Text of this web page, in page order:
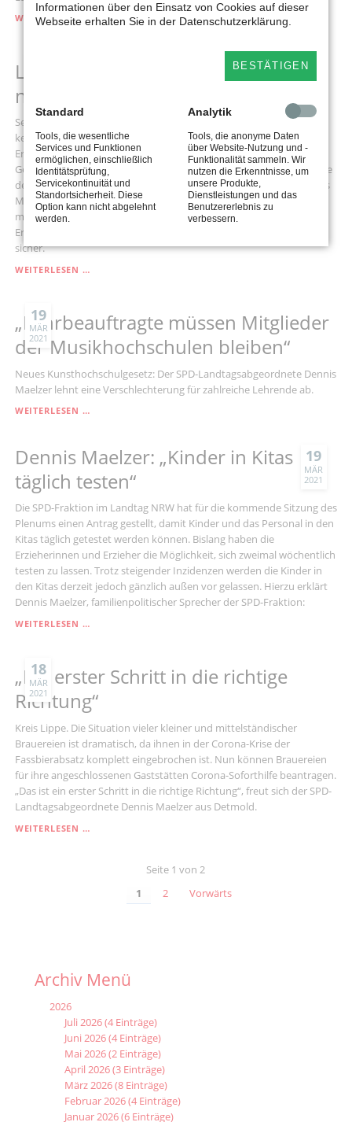
WEITERLESEN …SPD
Land kennt Zahl der Corona-Tests
nicht
Seit Herbst vergangenen Jahren hat das Land Nordrhein-Westfalen
keinen Überblick mehr, in welchem Umfang Erzieherinnen und
Erzieher von der Möglichkeit für eine präventive Corona-Testung
Gebrauch machen. Das geht aus der Antwort auf eine Kleine Anfrage
des familienpolitischen Sprechers der SPD-Landtagsfraktion, Dennis
Maelzer, hervor. Bis dahin wurden lediglich 17,5 Prozent der
möglichen Tests in Anspruch genommen. Das liegt nicht an den
Erzieherinnen und Erziehern, ist sich der SPD-Politiker aus Detmold
sicher.
WEITERLESEN …
CORONA-
TESTS
NICHT
19
MÄR
2021
„Lehrbeauftragte müssen Mitglieder
der Musikhochschulen bleiben“
Neues Kunsthochschulgesetz: Der SPD-Landtagsabgeordnete Dennis
Maelzer lehnt eine Verschlechterung für zahlreiche Lehrende ab.
WEITERLESEN …„LEHRBEAUFTRAGTE
DER
MUSIKHOCHSCHULEN
BLEIBEN“
19
MÄR
2021
Dennis Maelzer: „Kinder in Kitas
täglich testen“
Die SPD-Fraktion im Landtag NRW hat für die kommende Sitzung des
Plenums einen Antrag gestellt, damit Kinder und das Personal in den
Kitas täglich getestet werden können. Bislang haben die
Erzieherinnen und Erzieher die Möglichkeit, sich zweimal wöchentlich
testen zu lassen. Trotz steigender Inzidenzen werden die Kinder in
den Kitas derzeit jedoch gänzlich außen vor gelassen. Hierzu erklärt
Dennis Maelzer, familienpolitischer Sprecher der SPD-Fraktion:
WEITERLESEN …DENNIS
KITAS
TÄGLICH
TESTEN“
18
MÄR
2021
„Ein erster Schritt in die richtige
Richtung“
Kreis Lippe. Die Situation vieler kleiner und mittelständischer
Brauereien ist dramatisch, da ihnen in der Corona-Krise der
Fassbierabsatz komplett eingebrochen ist. Nun können Brauereien
für ihre angeschlossenen Gaststätten Corona-Soforthilfe beantragen.
„Das ist ein erster Schritt in die richtige Richtung“, freut sich der SPD-
Landtagsabgeordnete Dennis Maelzer aus Detmold.
WEITERLESEN …
Seite 1 von 2
1
2 Vorwärts
Archiv Menü
2026
Juli 2026 (4 Einträge)
Juni 2026 (4 Einträge)
Mai 2026 (2 Einträge)
April 2026 (3 Einträge)
März 2026 (8 Einträge)
Februar 2026 (4 Einträge)
Januar 2026 (6 Einträge)
Informationen über den Einsatz von Cookies auf dieser
Webseite erhalten Sie in der Datenschutzerklärung.
BESTÄTIGEN
Standard
Tools, die wesentliche
Services und Funktionen
ermöglichen, einschließlich
Identitätsprüfung,
Servicekontinuität und
Standortsicherheit. Diese
Option kann nicht abgelehnt
werden.
Analytik
Tools, die anonyme Daten
über Website-Nutzung und -
Funktionalität sammeln. Wir
nutzen die Erkenntnisse, um
unsere Produkte,
Dienstleistungen und das
Benutzererlebnis zu
verbessern.